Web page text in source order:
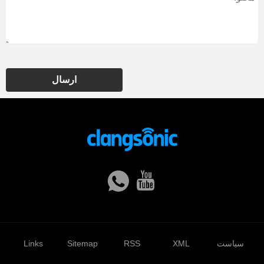
ارسال
Links Sitemap RSS XML سیاست